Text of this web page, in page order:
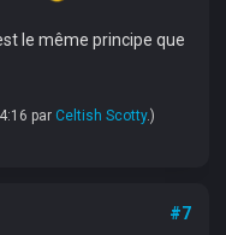
le même principe que
par Celtish Scotty.)
#7